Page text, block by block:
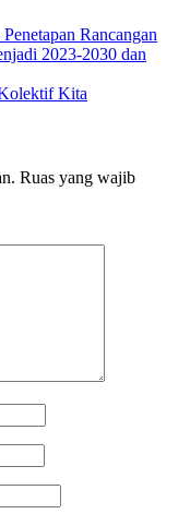
Rancangan
2023-2030 dan
Kita
Ruas yang wajib